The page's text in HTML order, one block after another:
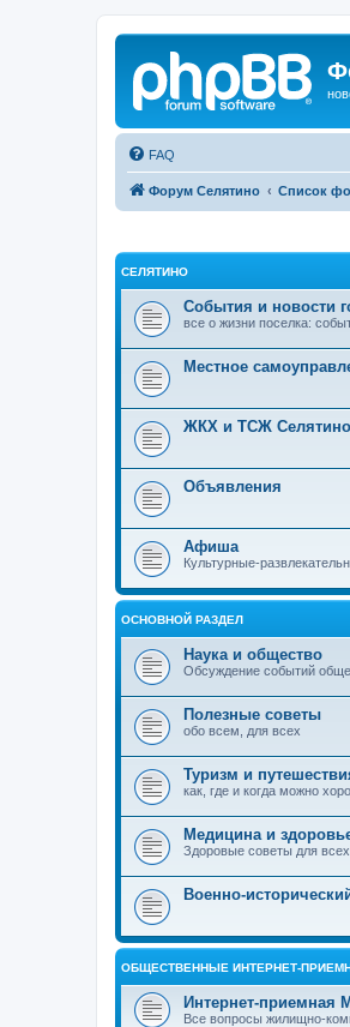
FAQ
Форум Селятино Список
СЕЛЯТИНО
События и новости
все о жизни поселка:
Местное
ЖКХ и ТСЖ Селятино
Объявления
Афиша
Культурные-
ОСНОВНОЙ РАЗДЕЛ
Наука и общество
Обсуждение событий
Полезные советы
обо всем, для всех
Туризм и
как, где и когда можно
Медицина и
Здоровые советы для всех
Военно-
ОБЩЕСТВЕННЫЕ ИНТЕРНЕТ-
Интернет-
Все вопросы жилищно-